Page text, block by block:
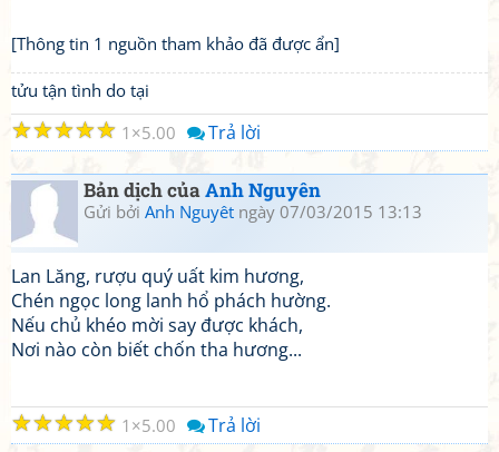
[Thông tin 1 nguồn tham khảo đã được ẩn]
tửu tận tình do tại
☆
☆
☆
☆
☆ 1 5.00 Trả lời
Bản dịch củaAnh Nguyên
Gửi bởi Anh Nguyêt ngày 07/03/2015 13:13
Lan Lăng, rượu quý uất kim hương,
Chén ngọc long lanh hổ phách hường.
Nếu chủ khéo mời say được khách,
Nơi nào còn biết chốn tha hương...
☆
☆
☆
☆
☆ 1 5.00 Trả lời